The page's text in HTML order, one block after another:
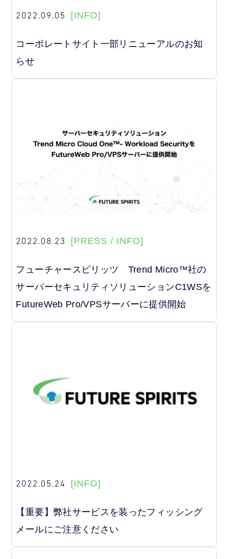
2022.09.05 [INFO]
コーポレートサイト一部リニューアルのお知
らせ
2022.08.23 [PRESS / INFO]
フューチャースピリッツ Trend Micro™社の
サーバーセキュリティソリューションC1WSを
FutureWeb Pro/VPSサーバーに提供開始
2022.05.24 [INFO]
【重要】弊社サービスを装ったフィッシング
メールにご注意ください